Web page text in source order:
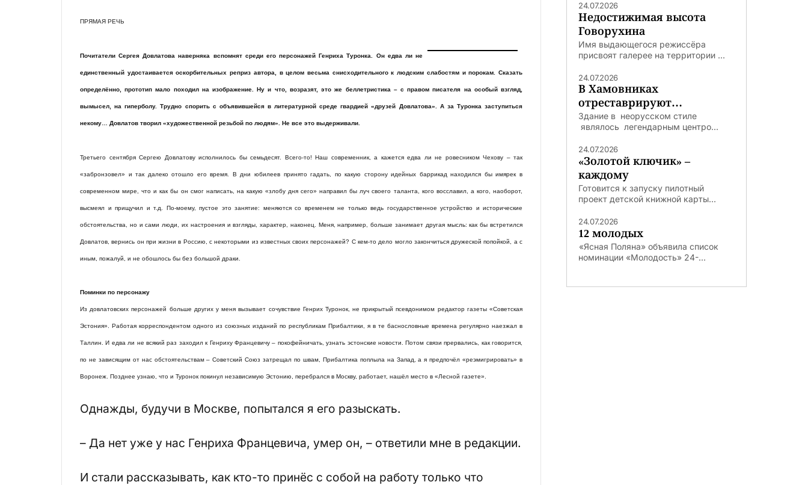
ПРЯМАЯ РЕЧЬ
Почитатели Сергея Довлатова наверняка вспомнят среди его персонажей Генриха Туронка. Он едва ли не
единственный удостаивается оскорбительных реприз автора, в целом весьма снисходительного к людским слабостям и порокам. Сказать
определённо, прототип мало походил на изображение. Ну и что, возразят, это же беллетристика – с правом писателя на особый взгляд,
вымысел, на гиперболу. Трудно спорить с объявившейся в литературной среде гвардией «друзей Довлатова». А за Туронка заступиться
некому… Довлатов творил «художественной резьбой по людям». Не все это выдерживали.
Третьего сентября Сергею Довлатову исполнилось бы семьдесят. Всего-то! Наш современник, а кажется едва ли не ровесником Чехову – так
«забронзовел» и так далеко отошло его время. В дни юбилеев принято гадать, по какую сторону идейных баррикад находился бы имярек в
современном мире, что и как бы он смог написать, на какую «злобу дня сего» направил бы луч своего таланта, кого восславил, а кого, наоборот,
высмеял и прищучил и т.д. По-моему, пустое это занятие: меняются со временем не только ведь государственное устройство и исторические
обстоятельства, но и сами люди, их настроения и взгляды, характер, наконец. Меня, например, больше занимает другая мысль: как бы встретился
Довлатов, вернись он при жизни в Россию, с некоторыми из известных своих персонажей? С кем-то дело могло закончиться дружеской попойкой, а с
иным, пожалуй, и не обошлось бы без большой драки.
Поминки по персонажу
Из довлатовских персонажей больше других у меня вызывает сочувствие Генрих Туронок, не прикрытый псевдонимом редактор газеты «Советская
Эстония». Работая корреспондентом одного из союзных изданий по республикам Прибалтики, я в те баснословные времена регулярно наезжал в
Таллин. И едва ли не всякий раз заходил к Генриху Францевичу – покофейничать, узнать эстонские новости. Потом связи прервались, как говорится,
по не зависящим от нас обстоятельствам – Советский Союз затрещал по швам, Прибалтика поплыла на Запад, а я предпочёл «реэмигрировать» в
Воронеж. Позднее узнаю, что и Туронок покинул независимую Эстонию, перебрался в Москву, работает, нашёл место в «Лесной газете».
Однажды, будучи в Москве, попытался я его разыскать.
– Да нет уже у нас Генриха Францевича, умер он, – ответили мне в редакции.
И стали рассказывать, как кто-то принёс с собой на работу только что
24.07.2026
Недостижимая высота
Говорухина
Имя выдающегося режиссёра
присвоят галерее на территории ...
24.07.2026
В Хамовниках
отреставрируют
легендарную Погодинскую
избу
Здание в неорусском стиле
являлось легендарным центро...
24.07.2026
«Золотой ключик» –
каждому
Готовится к запуску пилотный
проект детской книжной карты...
24.07.2026
12 молодых
«Ясная Поляна» объявила список
номинации «Молодость» 24-...